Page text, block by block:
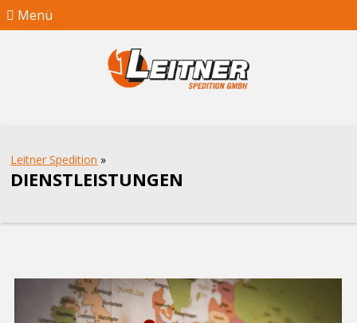
Menü
Leitner Spedition »
DIENSTLEISTUNGEN